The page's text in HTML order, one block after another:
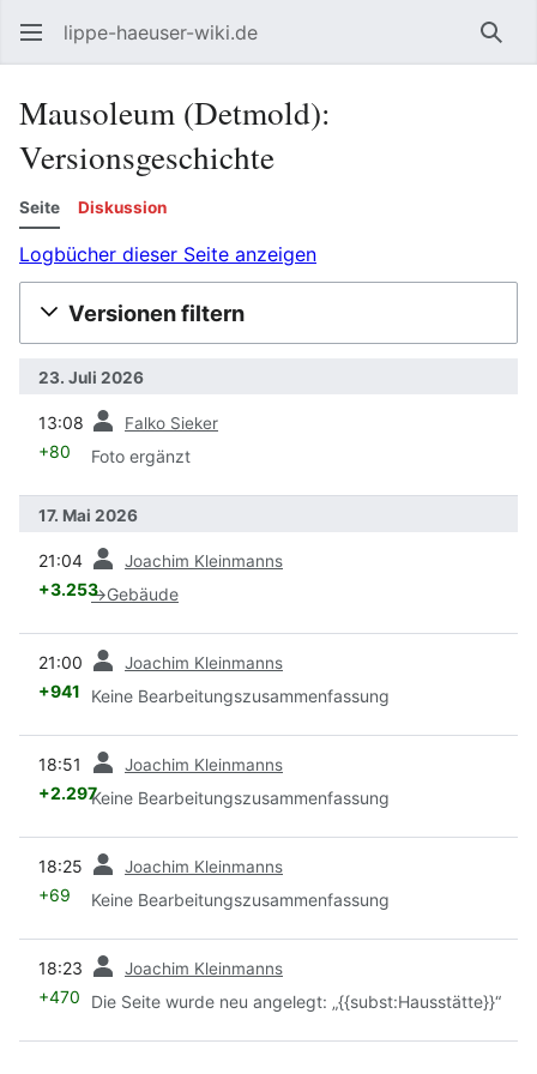
lippe-haeuser-wiki.de
Mausoleum (Detmold):
Versionsgeschichte
Seite Diskussion
Logbücher dieser Seite anzeigen
Versionen filtern
23. Juli 2026
13:08 Falko Sieker
+80 Foto ergänzt
17. Mai 2026
21:04 Joachim Kleinmanns
+3.253→Gebäude
21:00 Joachim Kleinmanns
+941 Keine Bearbeitungszusammenfassung
18:51 Joachim Kleinmanns
+2.297Keine Bearbeitungszusammenfassung
18:25 Joachim Kleinmanns
+69 Keine Bearbeitungszusammenfassung
18:23 Joachim Kleinmanns
+470 Die Seite wurde neu angelegt: „{{subst:Hausstätte}}“